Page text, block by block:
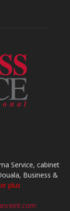
Service, cabinet
Business &
plus